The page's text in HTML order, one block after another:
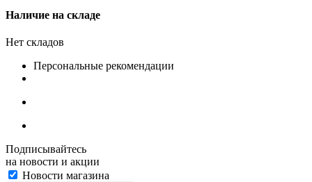
Наличие на складе
Нет складов
Персональные рекомендации
Подписывайтесь
на новости и акции
Новости магазина